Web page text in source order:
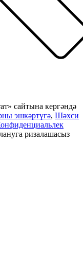
сайтына кергәндә
эшкәртүгә, Шәхси
ризалашасыз